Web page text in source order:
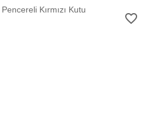
favorite_border